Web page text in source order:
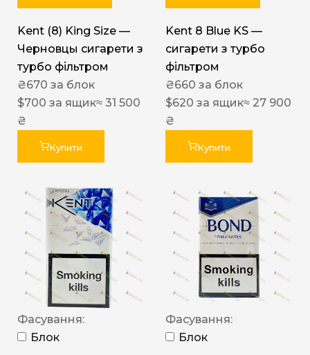
Kent (8) King Size —
Черновцы сигарети з
турбо фільтром
₴670 за блок
$700 за ящик≈ 31 500
₴
Купити
Kent 8 Blue KS —
сигарети з турбо
фільтром
₴660 за блок
$620 за ящик≈ 27 900
₴
Купити
Фасування:
Блок
Фасування:
Блок